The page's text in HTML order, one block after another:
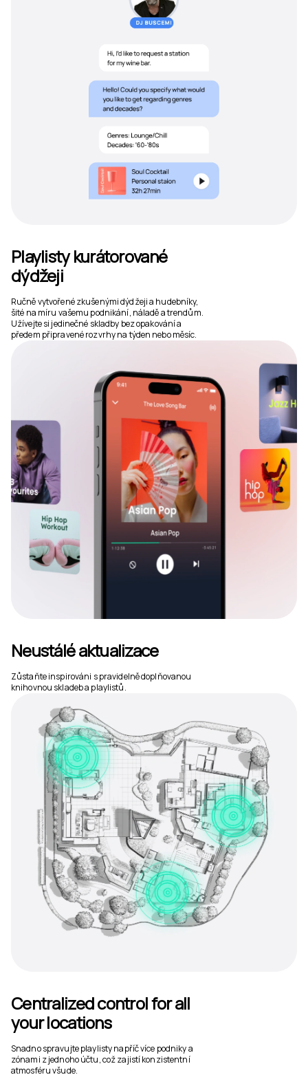
Playlisty kurátorované
dýdžeji
Ručně vytvořené zkušenými dýdžeji a hudebníky,
šité na míru vašemu podnikání, náladě a trendům.
Užívejte si jedinečné skladby bez opakování a
předem připravené rozvrhy na týden nebo měsíc.
Neustálé aktualizace
Zůstaňte inspirováni s pravidelně doplňovanou
knihovnou skladeb a playlistů.
Centralized control for all
your locations
Snadno spravujte playlisty napříč více podniky a
zónami z jednoho účtu, což zajistí konzistentní
atmosféru všude.